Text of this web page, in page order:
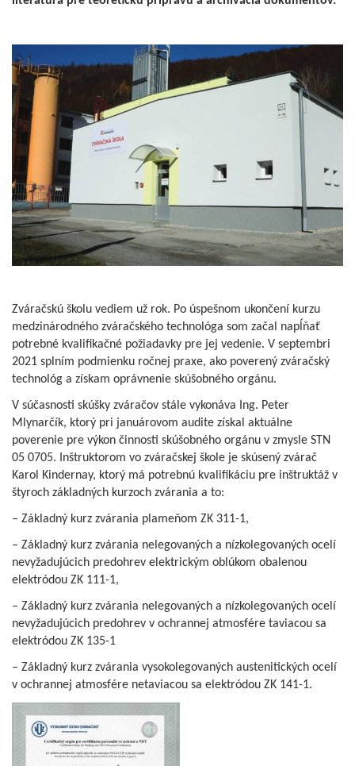
Zváračskú školu vediem už rok. Po úspešnom ukončení kurzu
medzinárodného zváračského technológa som začal napĺňať
potrebné kvalifikačné požiadavky pre jej vedenie. V septembri
2021 splním podmienku ročnej praxe, ako poverený zváračský
technológ a získam oprávnenie skúšobného orgánu.
V súčasnosti skúšky zváračov stále vykonáva Ing. Peter
Mlynarčík, ktorý pri januárovom audite získal aktuálne
poverenie pre výkon činnosti skúšobného orgánu v zmysle STN
05 0705. Inštruktorom vo zváračskej škole je skúsený zvárač
Karol Kindernay, ktorý má potrebnú kvalifikáciu pre inštruktáž v
štyroch základných kurzoch zvárania a to:
– Základný kurz zvárania plameňom ZK 311-1,
– Základný kurz zvárania nelegovaných a nízkolegovaných ocelí
nevyžadujúcich predohrev elektrickým oblúkom obalenou
elektródou ZK 111-1,
– Základný kurz zvárania nelegovaných a nízkolegovaných ocelí
nevyžadujúcich predohrev v ochrannej atmosfére taviacou sa
elektródou ZK 135-1
– Základný kurz zvárania vysokolegovaných austenitických ocelí
v ochrannej atmosfére netaviacou sa elektródou ZK 141-1.